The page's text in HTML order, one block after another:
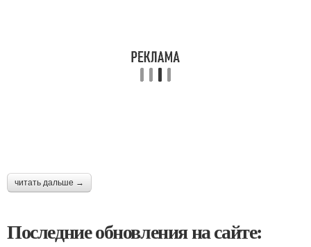
читать дальше →
Последние обновления на сайте: